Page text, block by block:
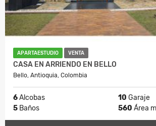
APARTAESTUDIO VENTA
CASA EN ARRIENDO EN BELLO
Bello, Antioquia, Colombia
6Alcobas 10 Garaje
5 Baños 560 Área m